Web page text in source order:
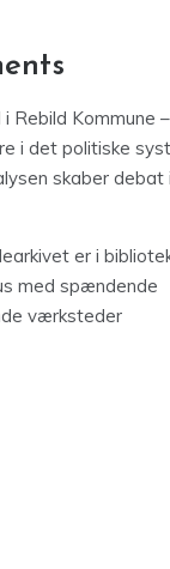
Rebild Kommune –
i det politiske
skaber debat
er i
med spændende
værksteder